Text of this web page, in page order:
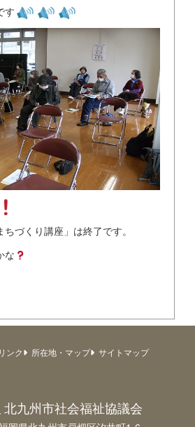
す
づくり講座」は終了です。
な
ンク 所在地・マップ
サイトマップ
北九州市社会福祉協議会